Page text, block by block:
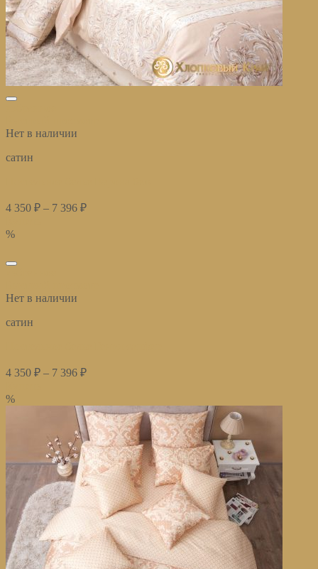
Нет в наличии
сатин
4 350 ₽ – 7 396 ₽
%
Нет в наличии
сатин
4 350 ₽ – 7 396 ₽
%